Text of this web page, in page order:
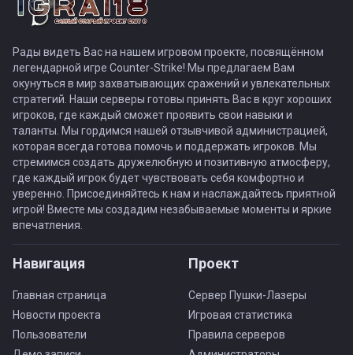
Рады видеть Вас на нашем игровом проекте, посвящённом
легендарной игре Counter-Strike! Мы предлагаем Вам
окунуться в мир захватывающих сражений и увлекательных
стратегий. Наши серверы готовы принять Вас в круг хороших
игроков, где каждый сможет проявить свои навыки и
таланты. Мы гордимся нашей отзывчивой администрацией,
которая всегда готова помочь и поддержать игроков. Мы
стремимся создать дружелюбную и позитивную атмосферу,
где каждый игрок будет чувствовать себя комфортно и
уверенно. Присоединяйтесь к нам и наслаждайтесь приятной
игрой! Вместе мы создадим незабываемые моменты и яркие
впечатления.
Навигация
Главная страница
Новости проекта
Пользователи
Проект
Сервер Пушки-Лазеры
Игровая статистика
Правила серверов